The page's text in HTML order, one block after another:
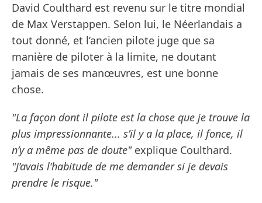
David Coulthard est revenu sur le titre mondial
de Max Verstappen. Selon lui, le Néerlandais a
tout donné, et l’ancien pilote juge que sa
manière de piloter à la limite, ne doutant
jamais de ses manœuvres, est une bonne
chose.
"La façon dont il pilote est la chose que je trouve la
plus impressionnante... s’il y a la place, il fonce, il
n’y a même pas de doute"explique Coulthard.
"J’avais l’habitude de me demander si je devais
prendre le risque."